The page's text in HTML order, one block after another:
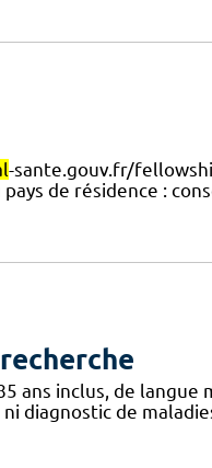
-sante.gouv.fr/
de résidence :
ans inclus, de
diagnostic de